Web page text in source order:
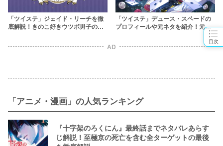
目次
「ツイステ」ジェイド・リーチを徹
底解説！きのこ好きウツボ男子の素
「ツイステ」デュース・スペードの
プロフィールや元ネタを紹介！元ヤ
AD
「アニメ・漫画」の人気ランキング
『十字架のろくにん』最終話までネタバレあらす
じ解説！至極京の死亡を含む全ターゲットの最後